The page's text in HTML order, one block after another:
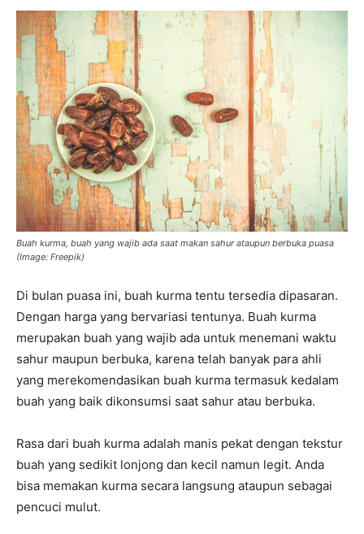
Buah kurma, buah yang wajib ada saat makan sahur ataupun berbuka puasa
(Image: Freepik)
Di bulan puasa ini, buah kurma tentu tersedia dipasaran.
Dengan harga yang bervariasi tentunya. Buah kurma
merupakan buah yang wajib ada untuk menemani waktu
sahur maupun berbuka, karena telah banyak para ahli
yang merekomendasikan buah kurma termasuk kedalam
buah yang baik dikonsumsi saat sahur atau berbuka.
Rasa dari buah kurma adalah manis pekat dengan tekstur
buah yang sedikit lonjong dan kecil namun legit. Anda
bisa memakan kurma secara langsung ataupun sebagai
pencuci mulut.